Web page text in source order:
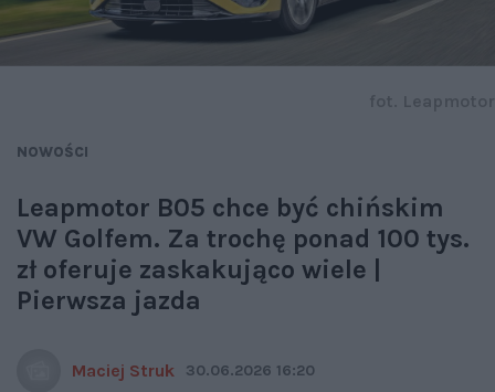
NOWOŚCI
Leapmotor B05 chce być chińskim
VW Golfem. Za trochę ponad 100 tys.
zł oferuje zaskakująco wiele |
Pierwsza jazda
Maciej Struk 30.06.2026 16:20